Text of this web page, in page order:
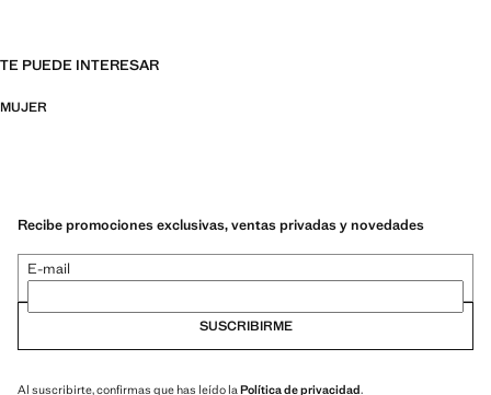
TE PUEDE INTERESAR
MUJER
Recibe promociones exclusivas, ventas privadas y novedades
E-mail
SUSCRIBIRME
Al suscribirte, confirmas que has leído laPolítica de privacidad.